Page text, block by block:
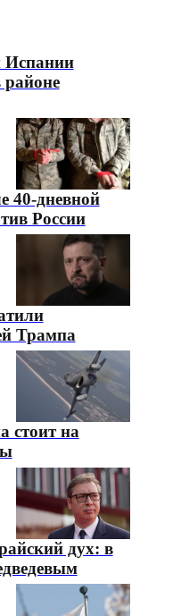
Испании
районе
40-дневной
России
Трампа
стоит на
дух: в